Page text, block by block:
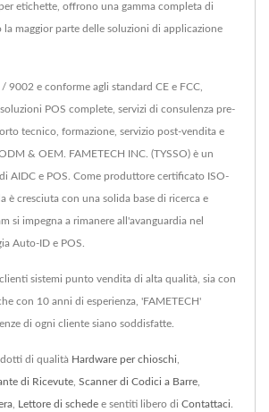
etichette, offrono una gamma completa di
maggior parte delle soluzioni di applicazione
9002 e conforme agli standard CE e FCC,
POS complete, servizi di consulenza pre-
tecnico, formazione, servizio post-vendita e
& OEM. FAMETECH INC. (TYSSO) è un
AIDC e POS. Come produttore certificato ISO-
è cresciuta con una solida base di ricerca e
si impegna a rimanere all'avanguardia nel
Auto-ID e POS.
sistemi punto vendita di alta qualità, sia con
con 10 anni di esperienza, 'FAMETECH'
di ogni cliente siano soddisfatte.
di qualità Hardware per chioschi
di Ricevute Scanner di Codici a Barre
Lettore di schede e sentiti libero di Contattaci